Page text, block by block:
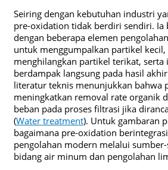
Seiring dengan kebutuhan industri
pre-oxidation tidak berdiri sendiri. Ia
dengan beberapa elemen
untuk menggumpalkan partikel
menghilangkan partikel terikat, serta
berdampak langsung pada hasil
literatur teknis menunjukkan bahwa
meningkatkan removal rate organik
beban pada proses filtrasi jika
(Water treatment). Untuk gambaran
bagaimana pre-oxidation
pengolahan modern melalui
bidang air minum dan pengolahan